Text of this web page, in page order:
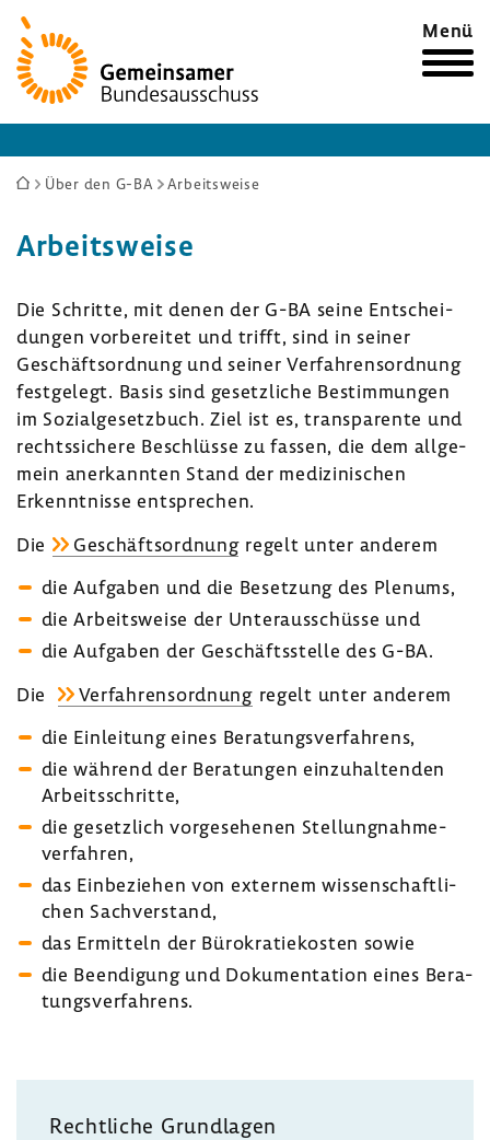
Zur
Startseite
Menü
Sie
hier:
Über den G-BA Arbeitsweise
Arbeits­weise
Die Schritte, mit denen der G-BA seine Entschei­
dungen vorbe­reitet und trifft, sind in seiner
Geschäfts­ord­nung und seiner Verfah­rens­ord­nung
fest­ge­legt. Basis sind gesetz­liche Bestim­mungen
im Sozi­al­ge­setz­buch. Ziel ist es, trans­pa­rente und
rechts­si­chere Beschlüsse zu fassen, die dem allge­
mein aner­kannten Stand der medi­zi­ni­schen
Erkennt­nisse entspre­chen.
Die
Geschäfts­ord­nung regelt unter anderem
die Aufgaben und die Beset­zung des Plenums,
die Arbeits­weise der Unter­aus­schüsse und
die Aufgaben der Geschäfts­stelle des G-BA.
Die
Verfah­rens­ord­nung regelt unter anderem
die Einlei­tung eines Bera­tungs­ver­fah­rens,
die während der Bera­tungen einzu­hal­tenden
Arbeits­schritte,
die gesetz­lich vorge­se­henen Stel­lung­nah­me­
ver­fahren,
das Einbe­ziehen von externem wissen­schaft­li­
chen Sach­ver­stand,
das Ermit­teln der Büro­kra­tie­kosten sowie
die Been­di­gung und Doku­men­ta­tion eines Bera­
tungs­ver­fah­rens.
Recht­liche Grund­lagen